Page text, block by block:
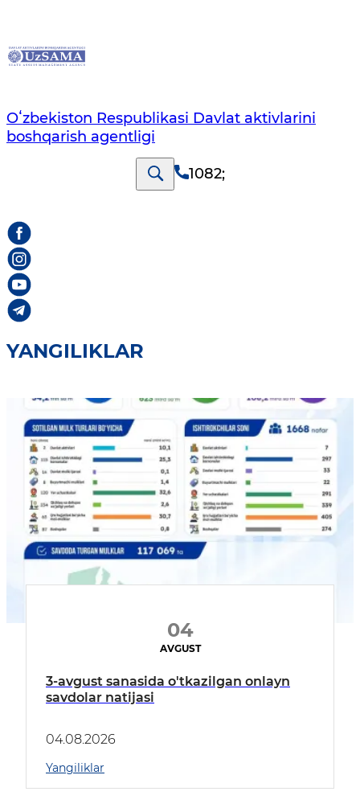
Oʻzbekiston Respublikasi Davlat aktivlarini
boshqarish agentligi
1082;
YANGILIKLAR
04
AVGUST
3-avgust sanasida o'tkazilgan onlayn
savdolar natijasi
04.08.2026
Yangiliklar